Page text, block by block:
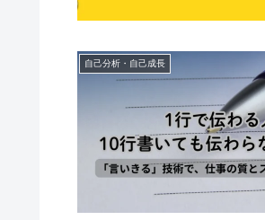
自己分析・自己成長